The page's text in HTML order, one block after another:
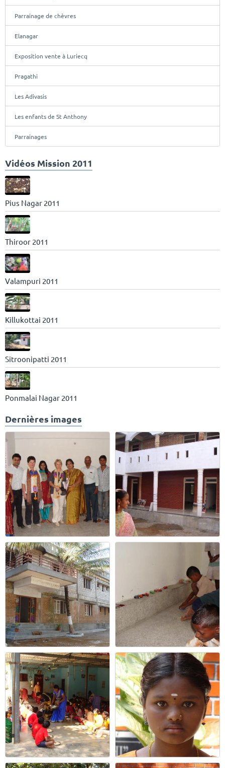
Parrainage de chèvres
Elanagar
Exposition vente à Luriecq
Pragathi
Les Adivasis
Les enfants de St Anthony
Parrainages
Vidéos Mission 2011
Pius Nagar 2011
Thiroor 2011
Valampuri 2011
Killukottai 2011
Sitroonipatti 2011
Ponmalai Nagar 2011
Dernières images